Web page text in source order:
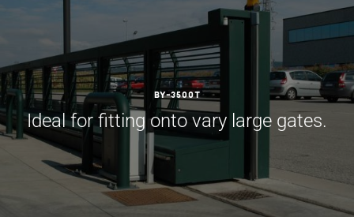
BY-3500T
Ideal for fitting onto vary large gates.